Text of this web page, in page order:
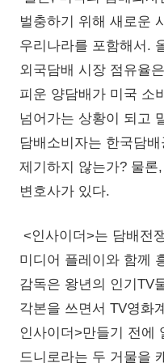
벌충하기 위해 새로운
우리나라를 포함해서.
외국담배 시장 점유율
피운 양담배가 미국 소
넘어가는 상황이 되고
담배소비자는 한국담
제기하지 않는가? 물
변호사가 있다.
<인사이더>는 담배전
미디어 플레이와 함께
감독은 왕년의 인기TV
각본을 쓰면서 TV영화
인사이더>만들기 전에
드니로라는 두 거물을